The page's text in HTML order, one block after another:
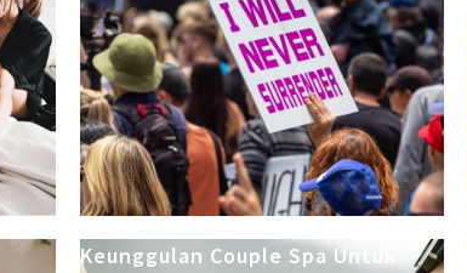
Keunggulan Couple Spa Untuk